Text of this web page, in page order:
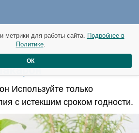
Используйте только
с истекшим сроком годности.
метрики для работы сайта. Подробнее в
Политике.
ОК